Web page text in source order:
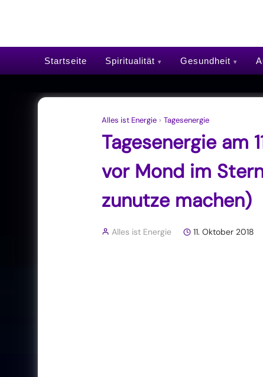
Startseite Spiritualität Gesundheit
Alles ist Energie › Tagesenergie
Tagesenergie am
vor Mond im
zunutze machen)
Alles ist Energie 11. Oktober 2018